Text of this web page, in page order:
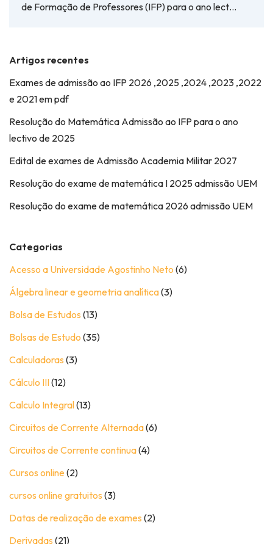
de Formação de Professores (IFP) para o ano lect…
Artigos recentes
Exames de admissão ao IFP 2026 ,2025 ,2024 ,2023 ,2022
e 2021 em pdf
Resolução do Matemática Admissão ao IFP para o ano
lectivo de 2025
Edital de exames de Admissão Academia Militar 2027
Resolução do exame de matemática I 2025 admissão UEM
Resolução do exame de matemática 2026 admissão UEM
Categorias
Acesso a Universidade Agostinho Neto (6)
Álgebra linear e geometria analítica(3)
Bolsa de Estudos (13)
Bolsas de Estudo (35)
Calculadoras (3)
Cálculo III(12)
Calculo Integral(13)
Circuitos de Corrente Alternada(6)
Circuitos de Corrente continua(4)
Cursos online (2)
cursos online gratuitos (3)
Datas de realização de exames (2)
Derivadas (21)